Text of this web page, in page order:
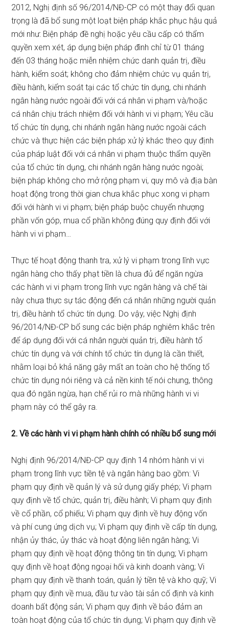
2012, Nghị định số 96/2014/NĐ-CP có một thay đổi quan
trọng là đã bổ sung một loạt biện pháp khắc phục hậu quả
mới như: Biện pháp đề nghị hoặc yêu cầu cấp có thẩm
quyền xem xét, áp dụng biện pháp đình chỉ từ 01 tháng
đến 03 tháng hoặc miễn nhiệm chức danh quản trị, điều
hành, kiểm soát; không cho đảm nhiệm chức vụ quản trị,
điều hành, kiểm soát tại các tổ chức tín dụng, chi nhánh
ngân hàng nước ngoài đối với cá nhân vi phạm và/hoặc
cá nhân chịu trách nhiệm đối với hành vi vi phạm; Yêu cầu
tổ chức tín dụng, chi nhánh ngân hàng nước ngoài cách
chức và thực hiện các biện pháp xử lý khác theo quy định
của pháp luật đối với cá nhân vi phạm thuộc thẩm quyền
của tổ chức tín dụng, chi nhánh ngân hàng nước ngoài;
biện pháp không cho mở rộng phạm vi, quy mô và địa bàn
hoạt động trong thời gian chưa khắc phục xong vi phạm
đối với hành vi vi phạm; biện pháp buộc chuyển nhượng
phần vốn góp, mua cổ phần không đúng quy định đối với
hành vi vi phạm…
Thực tế hoạt động thanh tra, xử lý vi phạm trong lĩnh vực
ngân hàng cho thấy phạt tiền là chưa đủ để ngăn ngừa
các hành vi vi phạm trong lĩnh vực ngân hàng và chế tài
này chưa thực sự tác động đến cá nhân những người quản
trị, điều hành tổ chức tín dụng. Do vậy, việc Nghị định
96/2014/NĐ-CP bổ sung các biện pháp nghiêm khắc trên
để áp dụng đối với cá nhân người quản trị, điều hành tổ
chức tín dụng và với chính tổ chức tín dụng là cần thiết,
nhằm loại bỏ khả năng gây mất an toàn cho hệ thống tổ
chức tín dụng nói riêng và cả nền kinh tế nói chung, thông
qua đó ngăn ngừa, hạn chế rủi ro mà những hành vi vi
phạm này có thể gây ra.
2. Về các hành vi vi phạm hành chính có nhiều bổ sung mới
Nghị định 96/2014/NĐ-CP quy định 14 nhóm hành vi vi
phạm trong lĩnh vực tiền tệ và ngân hàng bao gồm: Vi
phạm quy định về quản lý và sử dụng giấy phép; Vi phạm
quy định về tổ chức, quản trị, điều hành; Vi phạm quy định
về cổ phần, cổ phiếu; Vi phạm quy định về huy động vốn
và phí cung ứng dịch vụ; Vi phạm quy định về cấp tín dụng,
nhận ủy thác, ủy thác và hoạt động liên ngân hàng; Vi
phạm quy định về hoạt động thông tin tín dụng; Vi phạm
quy định về hoạt động ngoại hối và kinh doanh vàng; Vi
phạm quy định về thanh toán, quản lý tiền tệ và kho quỹ; Vi
phạm quy định về mua, đầu tư vào tài sản cố định và kinh
doanh bất động sản; Vi phạm quy định về bảo đảm an
toàn hoạt động của tổ chức tín dụng; Vi phạm quy định về